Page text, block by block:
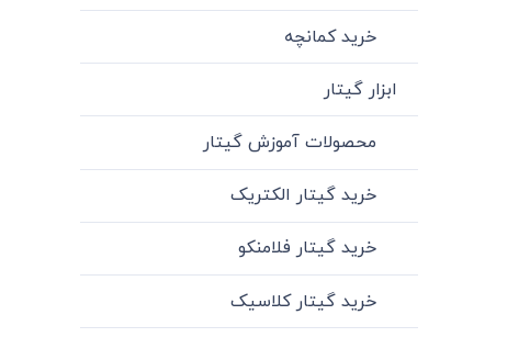
خرید کمانچه
ابزار گیتار
محصولات آموزش گیتار
خرید گیتار الکتریک
خرید گیتار فلامنکو
خرید گیتار کلاسیک